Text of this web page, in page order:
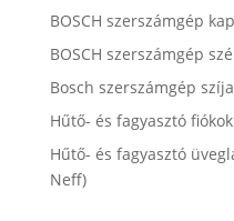
BOSCH szerszámgép
BOSCH szerszámgép
Bosch szerszámgép
Hűtő- és fagyasztó fiókok
Hűtő- és fagyasztó
Neff)